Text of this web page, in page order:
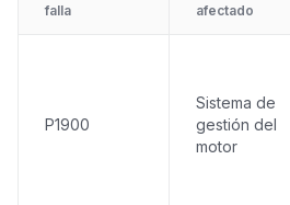
falla
afectado
P1900
Sistema de
gestión del
motor